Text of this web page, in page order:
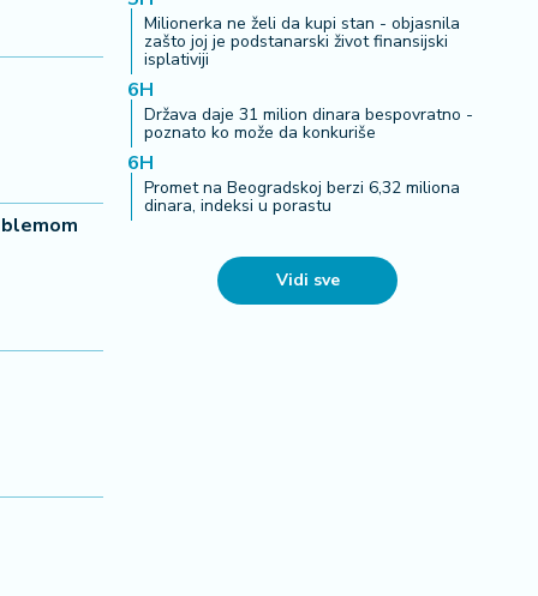
Milionerka ne želi da kupi stan - objasnila
zašto joj je podstanarski život finansijski
isplativiji
6H
Država daje 31 milion dinara bespovratno -
poznato ko može da konkuriše
6H
Promet na Beogradskoj berzi 6,32 miliona
dinara, indeksi u porastu
Vidi sve